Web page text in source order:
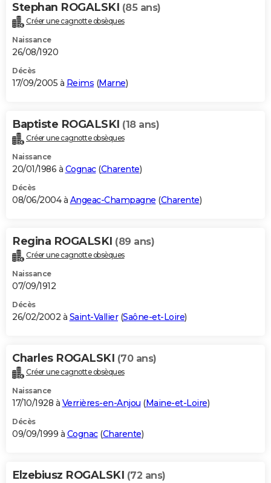
Stephan ROGALSKI (85 ans)
Créer une cagnotte obsèques
Naissance
26/08/1920
Décès
17/09/2005 à Reims (Marne)
Baptiste ROGALSKI (18 ans)
Créer une cagnotte obsèques
Naissance
20/01/1986 à Cognac(Charente)
Décès
08/06/2004 à Angeac-Champagne (Charente)
Regina ROGALSKI (89 ans)
Créer une cagnotte obsèques
Naissance
07/09/1912
Décès
26/02/2002 à Saint-Vallier(Saône-et-Loire)
Charles ROGALSKI (70 ans)
Créer une cagnotte obsèques
Naissance
17/10/1928 à Verrières-en-Anjou (Maine-et-Loire)
Décès
09/09/1999 à Cognac(Charente)
Elzebiusz ROGALSKI (72 ans)